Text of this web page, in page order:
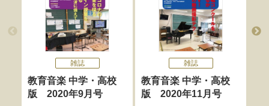
雑誌
教育音楽 中学・高校
版 2020年9月号
雑誌
教育音楽 中学・高校
版 2020年11月号